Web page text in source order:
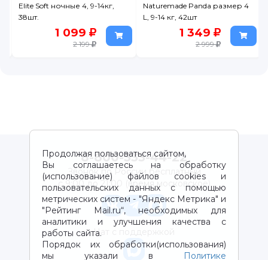
Elite Soft ночные 4, 9-14кг,
38шт.
1 099
2 199
Naturemade Panda размер 4
L, 9-14 кг, 42шт
1 349
2 999
Продолжая пользоваться сайтом,
Вы соглашаетесь на обработку
(использование) файлов cookies и
пользовательских данных с помощью
метрических систем - "Яндекс Метрика" и
"Рейтинг Mail.ru“, необходимых для
аналитики и улучшения качества с
работы сайта.
Порядок их обработки(использования)
мы указали в
Политике
8-800-333-44-22
Звонок по России бесплатный
с 9:00 до 21:00 (время московское)
Чат с поддержкой